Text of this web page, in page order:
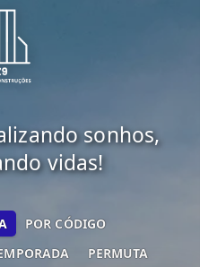
sonhos,
vidas!
PERMUTA
POR CÓDIGO